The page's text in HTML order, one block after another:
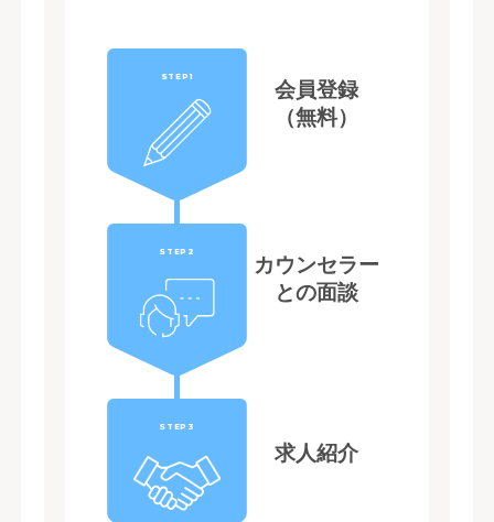
STEP1
会員登録
（無料）
STEP2
カウンセラー
との面談
STEP3
求人紹介